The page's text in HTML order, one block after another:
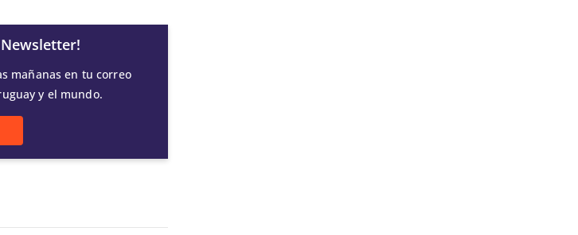
mañanas en tu correo
y el mundo.